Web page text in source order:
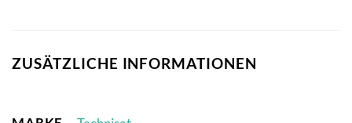
ZUSÄTZLICHE INFORMATIONEN